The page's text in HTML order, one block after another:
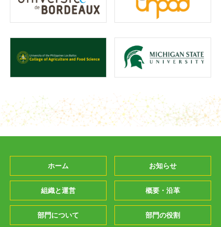
ホーム お知らせ
組織と運営 概要・沿革
部門について 部門の役割